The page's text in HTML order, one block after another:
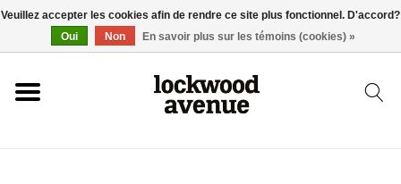
ACCUEIL
Veuillez accepter les cookies afin de rendre ce site plus fonctionnel. D'accord?
Oui
Non En savoir plus sur les témoins (cookies) »